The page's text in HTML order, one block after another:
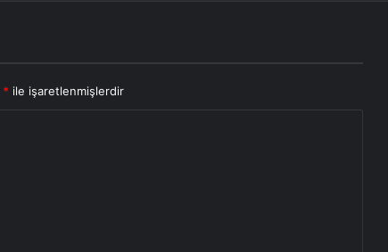
* ile işaretlenmişlerdir